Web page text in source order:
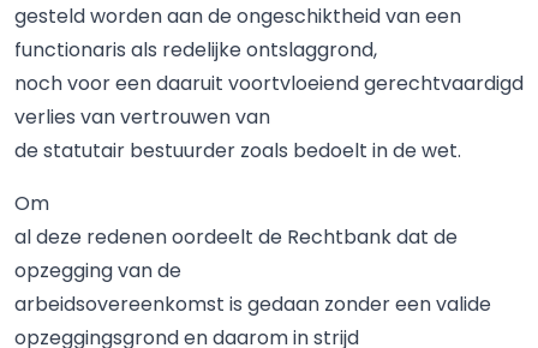
gesteld worden aan de ongeschiktheid van een
functionaris als redelijke ontslaggrond,
noch voor een daaruit voortvloeiend gerechtvaardigd
verlies van vertrouwen van
de statutair bestuurder zoals bedoelt in de wet.
Om
al deze redenen oordeelt de Rechtbank dat de
opzegging van de
arbeidsovereenkomst is gedaan zonder een valide
opzeggingsgrond en daarom in strijd